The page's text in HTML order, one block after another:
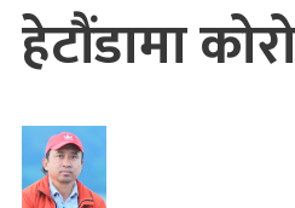
हेटौंडामा